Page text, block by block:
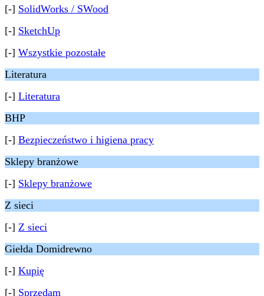
[-] SolidWorks / SWood
[-] SketchUp
[-] Wszystkie pozostałe
Literatura
[-] Literatura
BHP
[-] Bezpieczeństwo i higiena pracy
Sklepy branżowe
[-] Sklepy branżowe
Z sieci
[-] Z sieci
Giełda Domidrewno
[-] Kupię
[-] Sprzedam